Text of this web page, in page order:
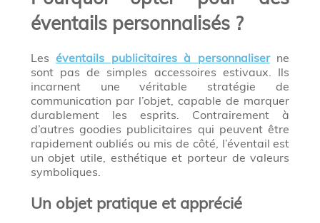
éventails personnalisés ?
Leséventails publicitaires à personnaliserne
sont pas de simples accessoires estivaux. Ils
incarnent une véritable stratégie de
communication par l’objet, capable de marquer
durablement les esprits. Contrairement à
d’autres goodies publicitaires qui peuvent être
rapidement oubliés ou mis de côté, l’éventail est
un objet utile, esthétique et porteur de valeurs
symboliques.
Un objet pratique et apprécié